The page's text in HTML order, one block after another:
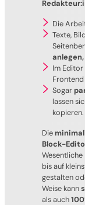
Die
Texte,
Im
Frontend
Sogar
lassen
kopieren.
Die
Block-
bis auf
gestalten
Weise kann
als auch